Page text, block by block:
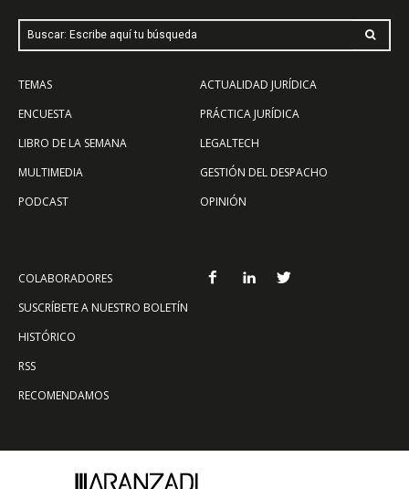
Buscar: Escribe aquí tu búsqueda
TEMAS
ENCUESTA
LIBRO DE LA SEMANA
MULTIMEDIA
PODCAST
ACTUALIDAD JURÍDICA
PRÁCTICA JURÍDICA
LEGALTECH
GESTIÓN DEL DESPACHO
OPINIÓN
COLABORADORES
SUSCRÍBETE A NUESTRO BOLETÍN
HISTÓRICO
RSS
RECOMENDAMOS